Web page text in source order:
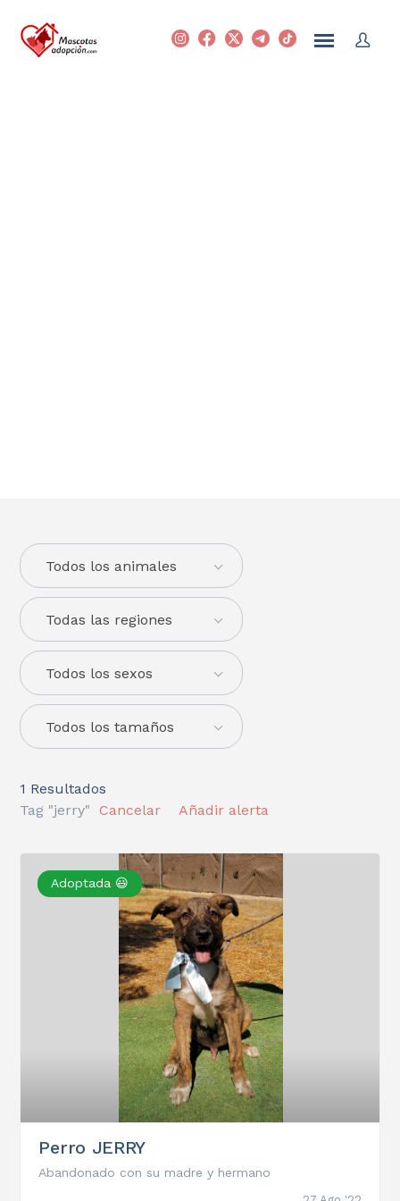
Todas las regiones
Todos los animales
Todos los sexos
Todos los tamaños
1 Resultados
Tag "jerry"
Cancelar Añadir alerta
Adoptada 😃
Perro JERRY
Abandonado con su madre y hermano